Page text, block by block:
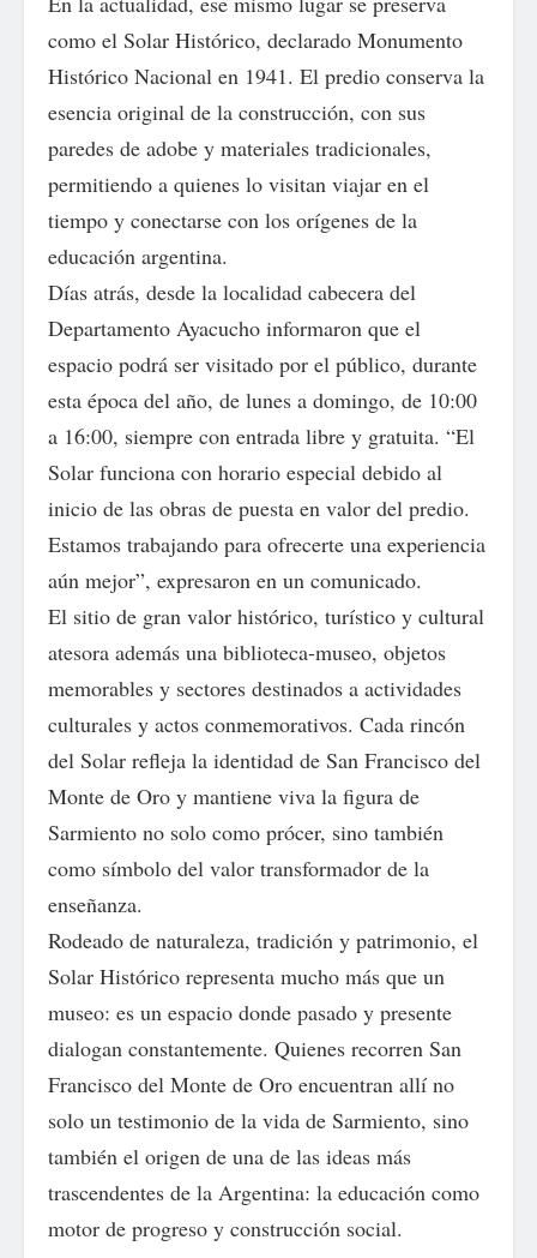
como el Solar Histórico, declarado Monumento
Histórico Nacional en 1941. El predio conserva la
esencia original de la construcción, con sus
paredes de adobe y materiales tradicionales,
permitiendo a quienes lo visitan viajar en el
tiempo y conectarse con los orígenes de la
educación argentina.
Días atrás, desde la localidad cabecera del
Departamento Ayacucho informaron que el
espacio podrá ser visitado por el público, durante
esta época del año, de lunes a domingo, de 10:00
a 16:00, siempre con entrada libre y gratuita. “El
Solar funciona con horario especial debido al
inicio de las obras de puesta en valor del predio.
Estamos trabajando para ofrecerte una experiencia
aún mejor”, expresaron en un comunicado.
El sitio de gran valor histórico, turístico y cultural
atesora además una biblioteca-museo, objetos
memorables y sectores destinados a actividades
culturales y actos conmemorativos. Cada rincón
del Solar refleja la identidad de San Francisco del
Monte de Oro y mantiene viva la figura de
Sarmiento no solo como prócer, sino también
como símbolo del valor transformador de la
enseñanza.
Rodeado de naturaleza, tradición y patrimonio, el
Solar Histórico representa mucho más que un
museo: es un espacio donde pasado y presente
dialogan constantemente. Quienes recorren San
Francisco del Monte de Oro encuentran allí no
solo un testimonio de la vida de Sarmiento, sino
también el origen de una de las ideas más
trascendentes de la Argentina: la educación como
motor de progreso y construcción social.